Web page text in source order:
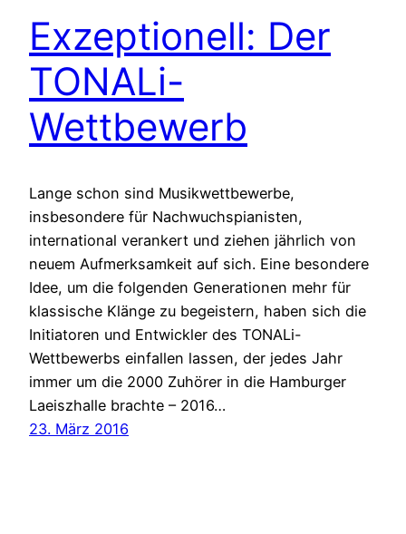
Exzeptionell: Der
TONALi-
Wettbewerb
Lange schon sind Musikwettbewerbe,
insbesondere für Nachwuchspianisten,
international verankert und ziehen jährlich von
neuem Aufmerksamkeit auf sich. Eine besondere
Idee, um die folgenden Generationen mehr für
klassische Klänge zu begeistern, haben sich die
Initiatoren und Entwickler des TONALi-
Wettbewerbs einfallen lassen, der jedes Jahr
immer um die 2000 Zuhörer in die Hamburger
Laeiszhalle brachte – 2016…
23. März 2016